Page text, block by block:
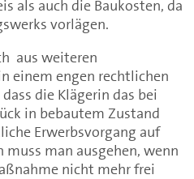
als auch die Baukosten, da
vorlägen.
aus weiteren
einem engen rechtlichen
die Klägerin das bei
in bebautem Zustand
Erwerbsvorgang auf
man ausgehen, wenn
nicht mehr frei